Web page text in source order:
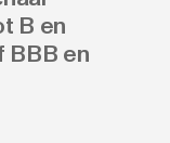
B en
BBB en